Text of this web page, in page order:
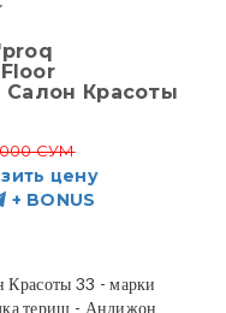
Красоты
000 СУМ
цену
+ BONUS